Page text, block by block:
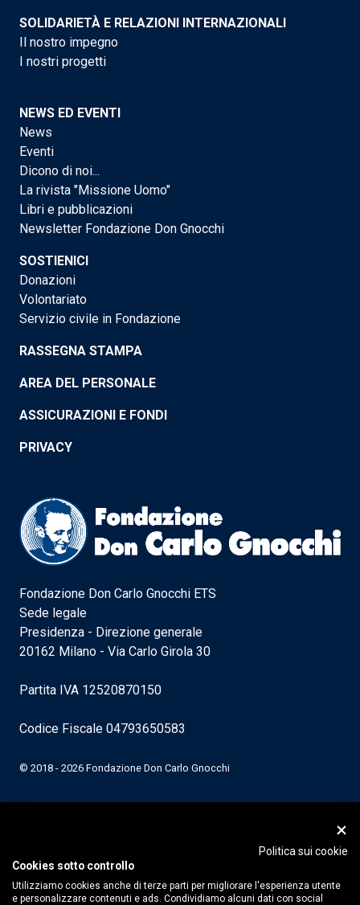
SOLIDARIETÀ E RELAZIONI INTERNAZIONALI
Il nostro impegno
I nostri progetti
NEWS ED EVENTI
News
Eventi
Dicono di noi...
La rivista "Missione Uomo"
Libri e pubblicazioni
Newsletter Fondazione Don Gnocchi
SOSTIENICI
Donazioni
Volontariato
Servizio civile in Fondazione
RASSEGNA STAMPA
AREA DEL PERSONALE
ASSICURAZIONI E FONDI
PRIVACY
Fondazione Don Carlo Gnocchi ETS
Sede legale
Presidenza - Direzione generale
20162 Milano - Via Carlo Girola 30
Partita IVA 12520870150
Codice Fiscale 04793650583
© 2018 - 2026 Fondazione Don Carlo Gnocchi
Politica sui cookie
Cookies sotto controllo
Utilizziamo cookies anche di terze parti per migliorare l'esperienza utente
e personalizzare contenuti e ads. Condividiamo alcuni dati con social